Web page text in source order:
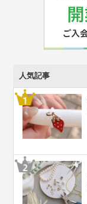
人気記事